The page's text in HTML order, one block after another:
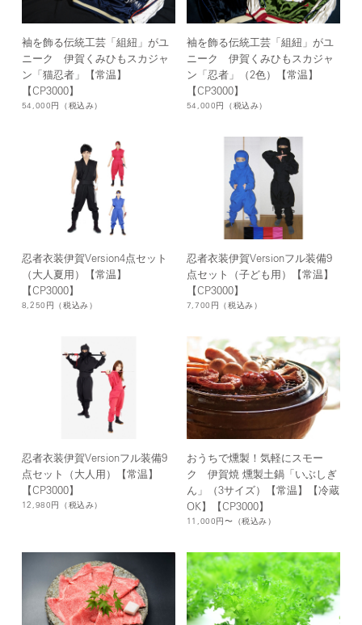
袖を飾る伝統工芸「組紐」がユ
ニーク 伊賀くみひもスカジャ
ン「猫忍者」【常温】
【CP3000】
54,000円 （税込み）
袖を飾る伝統工芸「組紐」がユ
ニーク 伊賀くみひもスカジャ
ン「忍者」（2色）【常温】
【CP3000】
54,000円 （税込み）
忍者衣装伊賀Version4点セット
（大人夏用）【常温】
【CP3000】
8,250円 （税込み）
忍者衣装伊賀Versionフル装備9
点セット（子ども用）【常温】
【CP3000】
7,700円 （税込み）
忍者衣装伊賀Versionフル装備9
点セット（大人用）【常温】
【CP3000】
12,980円 （税込み）
おうちで燻製！気軽にスモー
ク 伊賀焼 燻製土鍋「いぶしぎ
ん」（3サイズ）【常温】【冷蔵
OK】【CP3000】
11,000円〜 （税込み）